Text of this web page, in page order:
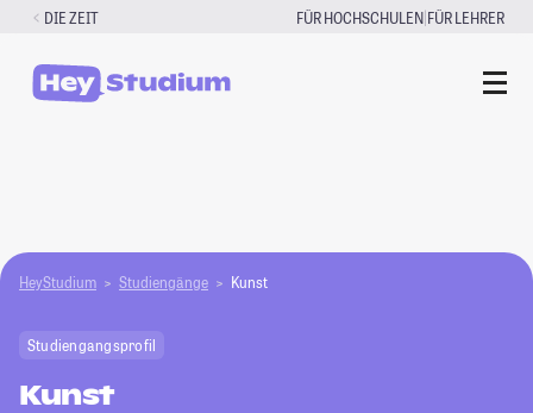
Zum
springen
DIE ZEIT FÜR HOCHSCHULEN|FÜR LEHRER
HeyStudium Studiengänge Kunst
Studiengangsprofil
Kunst